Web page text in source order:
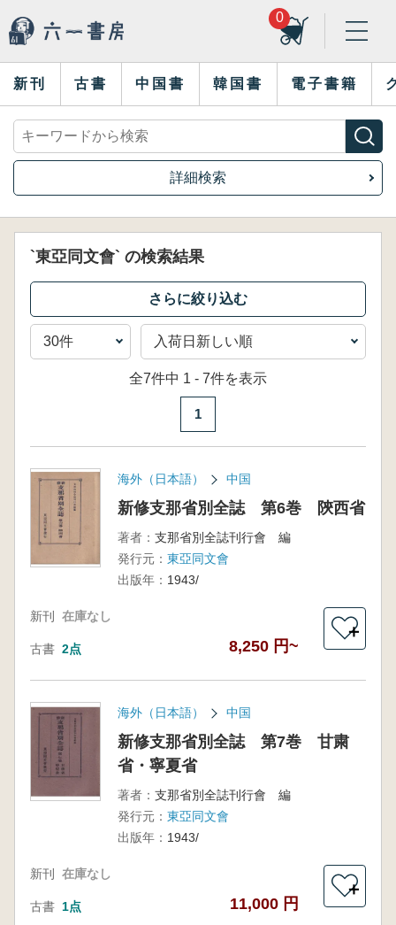
0
新刊 古書 中国書 韓国書 電子書籍
詳細検索
`東亞同文會` の検索結果
全7件中 1 - 7件を表示
1
海外（日本語） 中国
新修支那省別全誌 第6巻 陝西省
著者： 支那省別全誌刊行會 編
発行元： 東亞同文會
出版年： 1943/
新刊 在庫なし
古書 2点 8,250 円~
＋
海外（日本語） 中国
新修支那省別全誌 第7巻 甘粛
省・寧夏省
著者： 支那省別全誌刊行會 編
発行元： 東亞同文會
出版年： 1943/
新刊 在庫なし
古書 1点 11,000 円
＋